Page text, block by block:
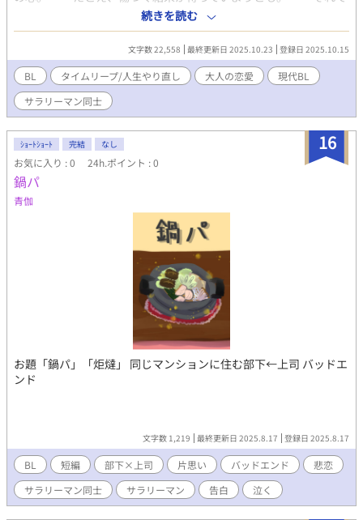
も、この人を愛したい。 忘れらない恋に囚われた男と、叶わない
恋を抱いた男の物語。
続きを読む
文字数 22,558 最終更新日 2025.10.23 登録日 2025.10.15
BL タイムリープ/人生やり直し 大人の恋愛
現代BL
サラリーマン同士
16
ｼｮｰﾄｼｮｰﾄ 完結 なし
お気に入り : 0 24h.ポイント : 0
鍋パ
青伽
お題「鍋パ」「炬燵」 同じマンションに住む部下←上司 バッドエ
ンド
文字数 1,219 最終更新日 2025.8.17 登録日 2025.8.17
BL 短編 部下×上司 片思い バッドエンド
悲恋
サラリーマン同士
サラリーマン 告白 泣く